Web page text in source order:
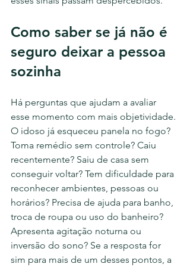
Como saber se já não é
seguro deixar a pessoa
sozinha
Há perguntas que ajudam a avaliar
esse momento com mais objetividade.
O idoso já esqueceu panela no fogo?
Toma remédio sem controle? Caiu
recentemente? Saiu de casa sem
conseguir voltar? Tem dificuldade para
reconhecer ambientes, pessoas ou
horários? Precisa de ajuda para banho,
troca de roupa ou uso do banheiro?
Apresenta agitação noturna ou
inversão do sono? Se a resposta for
sim para mais de um desses pontos, a